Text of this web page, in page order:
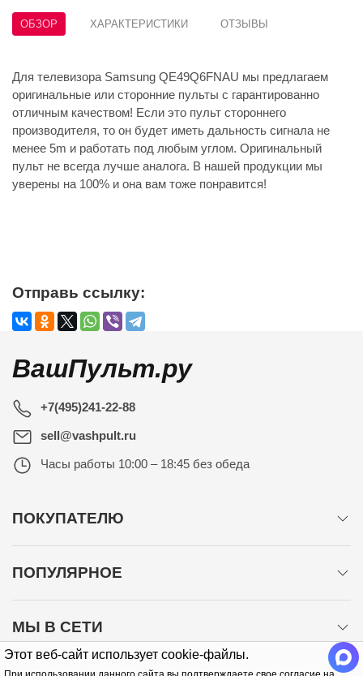
Этот веб-сайт использует cookie-файлы.
ОБЗОР ХАРАКТЕРИСТИКИ ОТЗЫВЫ
Для телевизора Samsung QE49Q6FNAU мы предлагаем
оригинальные или сторонние пульты с гарантированно
отличным качеством! Если это пульт стороннего
производителя, то он будет иметь дальность сигнала не
менее 5m и работать под любым углом. Оригинальный
пульт не всегда лучше аналога. В нашей продукции мы
уверены на 100% и она вам тоже понравится!
Отправь ссылку:
ВашПульт.ру
+7(495)241-22-88
sell@vashpult.ru
Часы работы 10:00 – 18:45 без обеда
ПОКУПАТЕЛЮ
ПОПУЛЯРНОЕ
МЫ В СЕТИ